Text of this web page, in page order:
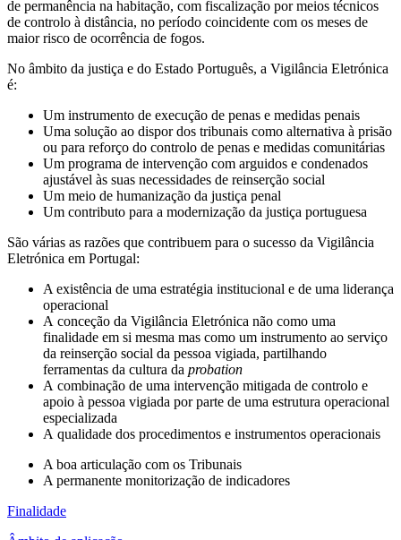
de permanência na habitação, com fiscalização por meios técnicos
de controlo à distância, no período coincidente com os meses de
maior risco de ocorrência de fogos.
No âmbito da justiça e do Estado Português, a Vigilância Eletrónica
é:
Um instrumento de execução de penas e medidas penais
Uma solução ao dispor dos tribunais como alternativa à prisão
ou para reforço do controlo de penas e medidas comunitárias
Um programa de intervenção com arguidos e condenados
ajustável às suas necessidades de reinserção social
Um meio de humanização da justiça penal
Um contributo para a modernização da justiça portuguesa
São várias as razões que contribuem para o sucesso da Vigilância
Eletrónica em Portugal:
A existência de uma estratégia institucional e de uma liderança
operacional
A conceção da Vigilância Eletrónica não como uma
finalidade em si mesma mas como um instrumento ao serviço
da reinserção social da pessoa vigiada, partilhando
ferramentas da cultura da probation
A combinação de uma intervenção mitigada de controlo e
apoio à pessoa vigiada por parte de uma estrutura operacional
especializada
A qualidade dos procedimentos e instrumentos operacionais
A boa articulação com os Tribunais
A permanente monitorização de indicadores
Finalidade